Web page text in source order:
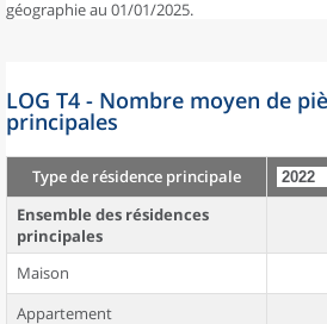
géographie au 01/01/2025.
LOG T4 - Nombre moyen de
principales
Type de résidence principale
Ensemble des résidences
principales
Maison
Appartement